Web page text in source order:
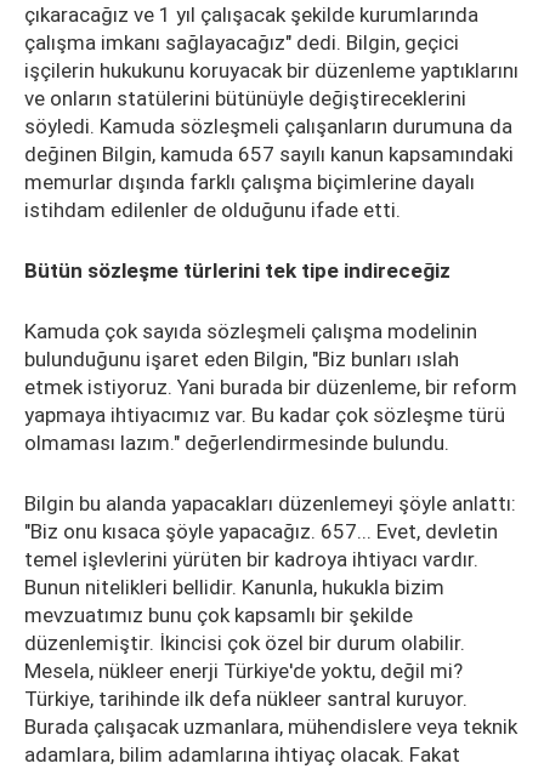
çıkaracağız ve 1 yıl çalışacak şekilde kurumlarında
çalışma imkanı sağlayacağız" dedi. Bilgin, geçici
işçilerin hukukunu koruyacak bir düzenleme yaptıklarını
ve onların statülerini bütünüyle değiştireceklerini
söyledi. Kamuda sözleşmeli çalışanların durumuna da
değinen Bilgin, kamuda 657 sayılı kanun kapsamındaki
memurlar dışında farklı çalışma biçimlerine dayalı
istihdam edilenler de olduğunu ifade etti.
Bütün sözleşme türlerini tek tipe indireceğiz
Kamuda çok sayıda sözleşmeli çalışma modelinin
bulunduğunu işaret eden Bilgin, "Biz bunları ıslah
etmek istiyoruz. Yani burada bir düzenleme, bir reform
yapmaya ihtiyacımız var. Bu kadar çok sözleşme türü
olmaması lazım." değerlendirmesinde bulundu.
Bilgin bu alanda yapacakları düzenlemeyi şöyle anlattı:
"Biz onu kısaca şöyle yapacağız. 657... Evet, devletin
temel işlevlerini yürüten bir kadroya ihtiyacı vardır.
Bunun nitelikleri bellidir. Kanunla, hukukla bizim
mevzuatımız bunu çok kapsamlı bir şekilde
düzenlemiştir. İkincisi çok özel bir durum olabilir.
Mesela, nükleer enerji Türkiye'de yoktu, değil mi?
Türkiye, tarihinde ilk defa nükleer santral kuruyor.
Burada çalışacak uzmanlara, mühendislere veya teknik
adamlara, bilim adamlarına ihtiyaç olacak. Fakat